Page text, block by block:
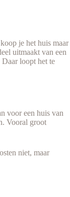
je het huis maar
uitmaakt van een
loopt het te
voor een huis van
Vooral groot
niet, maar